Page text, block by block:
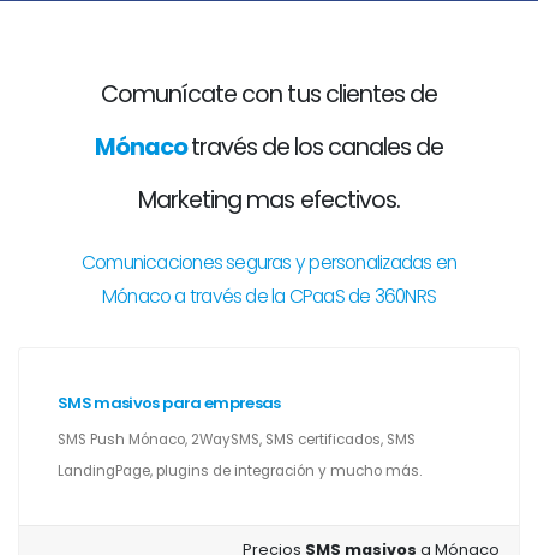
Comunícate con tus clientes de
Mónacotravés de los canales de
Marketing mas efectivos.
Comunicaciones seguras y personalizadas en
Mónaco a través de la CPaaS de 360NRS
SMS masivos para empresas
SMS Push Mónaco, 2WaySMS, SMS certificados, SMS
LandingPage, plugins de integración y mucho más.
Precios SMS masivosa Mónaco